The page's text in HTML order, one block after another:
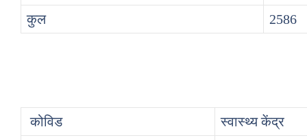
कुल
2586
कोविड स्वास्थ्य केंद्र